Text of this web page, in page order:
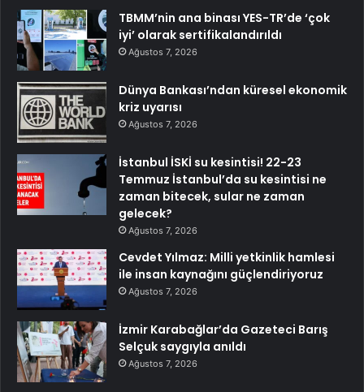
TBMM’nin ana binası YES-TR’de ‘çok
iyi’ olarak sertifikalandırıldı
Ağustos 7, 2026
Dünya Bankası’ndan küresel ekonomik
kriz uyarısı
Ağustos 7, 2026
İstanbul İSKİ su kesintisi! 22-23
Temmuz İstanbul’da su kesintisi ne
zaman bitecek, sular ne zaman
gelecek?
Ağustos 7, 2026
Cevdet Yılmaz: Milli yetkinlik hamlesi
ile insan kaynağını güçlendiriyoruz
Ağustos 7, 2026
İzmir Karabağlar’da Gazeteci Barış
Selçuk saygıyla anıldı
Ağustos 7, 2026